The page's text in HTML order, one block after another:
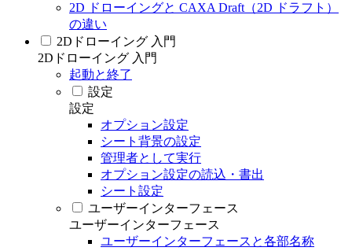
2D ドローイングと CAXA Draft（2D ドラフト）
の違い
2Dドローイング 入門
2Dドローイング 入門
起動と終了
設定
設定
オプション設定
シート背景の設定
管理者として実行
オプション設定の読込・書出
シート設定
ユーザーインターフェース
ユーザーインターフェース
ユーザーインターフェースと各部名称